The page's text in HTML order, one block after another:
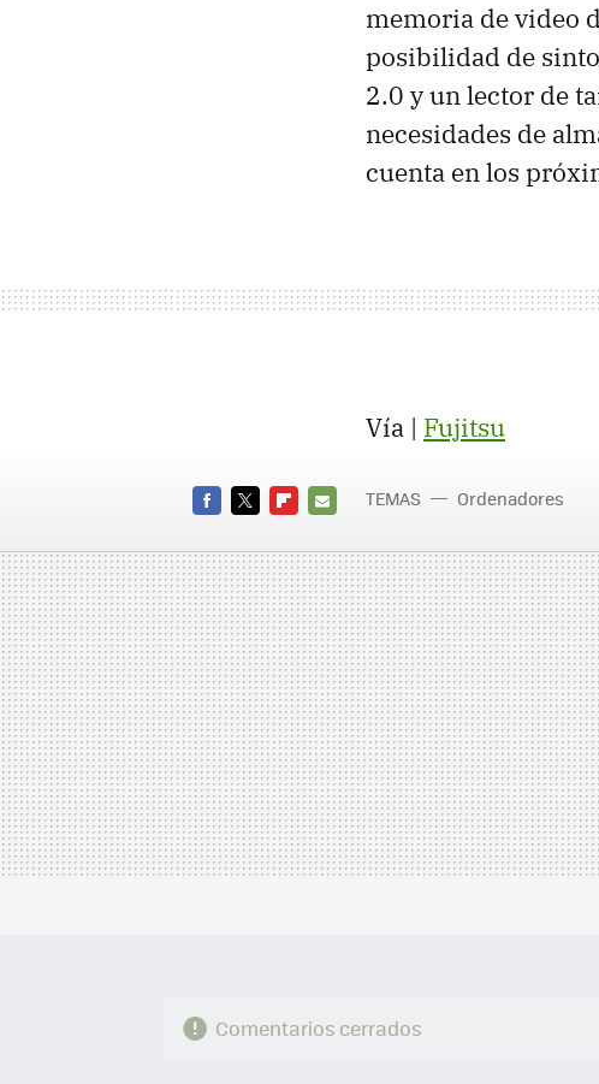
memoria de video
posibilidad de
2.0 y un lector de
necesidades de
cuenta en los
Vía | Fujitsu
MAIL
TEMAS Ordenadores
Comentarios cerrados